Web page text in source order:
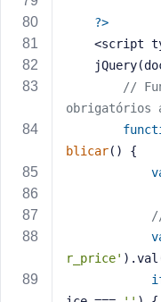
?>
<script
//
obrigatórios
blicar()
{
r_price'